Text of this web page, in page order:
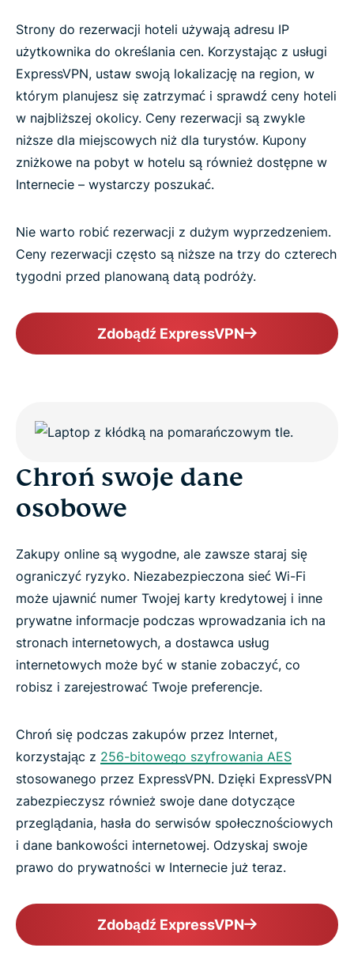
Strony do rezerwacji hoteli używają adresu IP
użytkownika do określania cen. Korzystając z usługi
ExpressVPN, ustaw swoją lokalizację na region, w
którym planujesz się zatrzymać i sprawdź ceny hoteli
w najbliższej okolicy. Ceny rezerwacji są zwykle
niższe dla miejscowych niż dla turystów. Kupony
zniżkowe na pobyt w hotelu są również dostępne w
Internecie – wystarczy poszukać.
Nie warto robić rezerwacji z dużym wyprzedzeniem.
Ceny rezerwacji często są niższe na trzy do czterech
tygodni przed planowaną datą podróży.
Zdobądź ExpressVPN
Chroń swoje dane
osobowe
Zakupy online są wygodne, ale zawsze staraj się
ograniczyć ryzyko. Niezabezpieczona sieć Wi-Fi
może ujawnić numer Twojej karty kredytowej i inne
prywatne informacje podczas wprowadzania ich na
stronach internetowych, a dostawca usług
internetowych może być w stanie zobaczyć, co
robisz i zarejestrować Twoje preferencje.
Chroń się podczas zakupów przez Internet,
korzystając z 256-bitowego szyfrowania AES
stosowanego przez ExpressVPN. Dzięki ExpressVPN
zabezpieczysz również swoje dane dotyczące
przeglądania, hasła do serwisów społecznościowych
i dane bankowości internetowej. Odzyskaj swoje
prawo do prywatności w Internecie już teraz.
Zdobądź ExpressVPN